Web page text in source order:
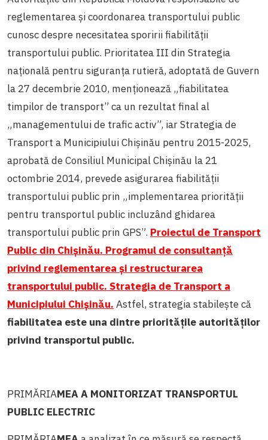
reglementarea și coordonarea transportului public
cunosc despre necesitatea sporirii fiabilității
transportului public. Prioritatea III din Strategia
naţională pentru siguranţa rutieră, adoptată de Guvern
la 27 decembrie 2010, menționează „fiabilitatea
timpilor de transport”ca un rezultat final al
„managementului de trafic activ”, iar Strategia de
Transport a Municipiului Chişinău pentru 2015-2025,
aprobată de Consiliul Municipal Chișinău la 21
octombrie 2014, prevede asigurarea fiabilității
transportului public prin „implementarea priorității
pentru transportul public incluzând ghidarea
transportului public prin GPS”. Proiectul de Transport
Public din Chişinău. Programul de consultanţă
privind reglementarea şi restructurarea
transportului public. Strategia de Transport a
Municipiului Chişinău. Astfel, strategia stabilește că
fiabilitatea este una dintre prioritățile autorităților
privind transportul public.
PRIMĂRIAMEA A MONITORIZAT TRANSPORTUL
PUBLIC ELECTRIC